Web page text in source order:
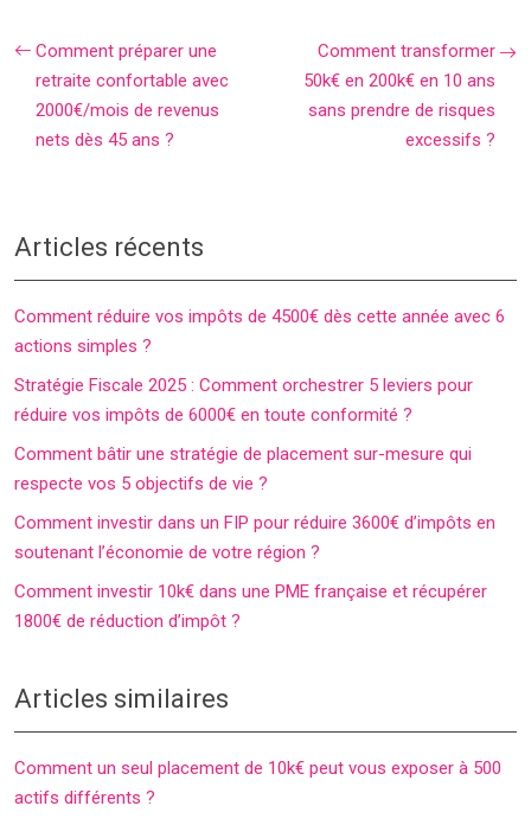
Comment préparer une
retraite confortable avec
2000€/mois de revenus
nets dès 45 ans ?
Comment transformer
50k€ en 200k€ en 10 ans
sans prendre de risques
excessifs ?
Articles récents
Comment réduire vos impôts de 4500€ dès cette année avec 6
actions simples ?
Stratégie Fiscale 2025 : Comment orchestrer 5 leviers pour
réduire vos impôts de 6000€ en toute conformité ?
Comment bâtir une stratégie de placement sur-mesure qui
respecte vos 5 objectifs de vie ?
Comment investir dans un FIP pour réduire 3600€ d’impôts en
soutenant l’économie de votre région ?
Comment investir 10k€ dans une PME française et récupérer
1800€ de réduction d’impôt ?
Articles similaires
Comment un seul placement de 10k€ peut vous exposer à 500
actifs différents ?